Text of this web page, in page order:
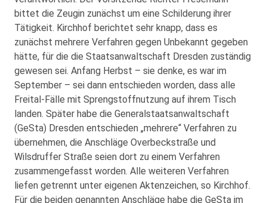
bittet die Zeugin zunächst um eine Schilderung ihrer
Tätigkeit. Kirchhof berichtet sehr knapp, dass es
zunächst mehrere Verfahren gegen Unbekannt gegeben
hätte, für die die Staatsanwaltschaft Dresden zuständig
gewesen sei. Anfang Herbst – sie denke, es war im
September – sei dann entschieden worden, dass alle
Freital-Fälle mit Sprengstoffnutzung auf ihrem Tisch
landen. Später habe die Generalstaatsanwaltschaft
(GeSta) Dresden entschieden „mehrere“ Verfahren zu
übernehmen, die Anschläge Overbeckstraße und
Wilsdruffer Straße seien dort zu einem Verfahren
zusammengefasst worden. Alle weiteren Verfahren
liefen getrennt unter eigenen Aktenzeichen, so Kirchhof.
Für die beiden genannten Anschläge habe die GeSta im